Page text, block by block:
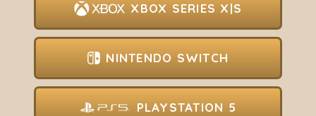
XBOX SERIES X|S
NINTENDO SWITCH
PLAYSTATION 5